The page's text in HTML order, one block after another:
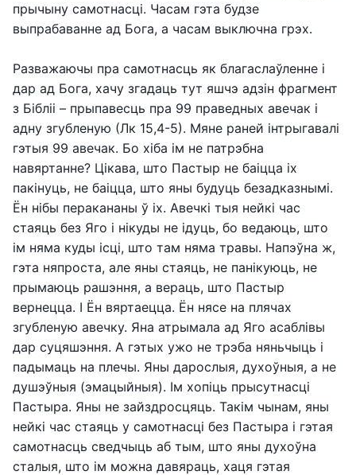
прычыну самотнасці. Часам гэта будзе
выпрабаванне ад Бога, а часам выключна грэх.
Разважаючы пра самотнасць як благаслаўленне і
дар ад Бога, хачу згадаць тут яшчэ адзін фрагмент
з Бібліі – прыпавесць пра 99 праведных авечак і
адну згубленую (Лк 15,4-5). Мяне раней інтрыгавалі
гэтыя 99 авечак. Бо хіба ім не патрэбна
навяртанне? Цікава, што Пастыр не баіцца іх
пакінуць, не баіцца, што яны будуць безадказнымі.
Ён нібы перакананы ў іх. Авечкі тыя нейкі час
стаяць без Яго і нікуды не ідуць, бо ведаюць, што
ім няма куды ісці, што там няма травы. Напэўна ж,
гэта няпроста, але яны стаяць, не панікуюць, не
прымаюць рашэння, а вераць, што Пастыр
вернецца. І Ён вяртаецца. Ён нясе на плячах
згубленую авечку. Яна атрымала ад Яго асаблівы
дар суцяшэння. А гэтых ужо не трэба няньчыць і
падымаць на плечы. Яны дарослыя, духоўныя, а не
душэўныя (эмацыйныя). Ім хопіць прысутнасці
Пастыра. Яны не зайздросцяць. Такім чынам, яны
нейкі час стаяць у самотнасці без Пастыра і гэтая
самотнасць сведчыць аб тым, што яны духоўна
сталыя, што ім можна давяраць, хаця гэтая